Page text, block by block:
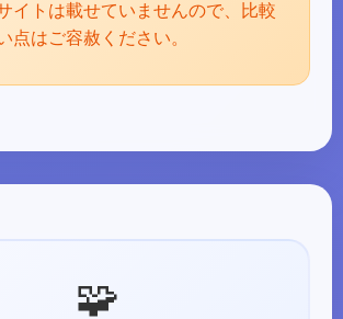
イトは載せていませんので、比較
点はご容赦ください。
🧩